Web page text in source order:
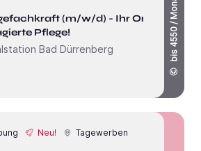
(m/w/d) - Ihr Ort für
Pflege!
Bad Dürrenberg
bis 4550 / Monat
Neu! Tagewerben